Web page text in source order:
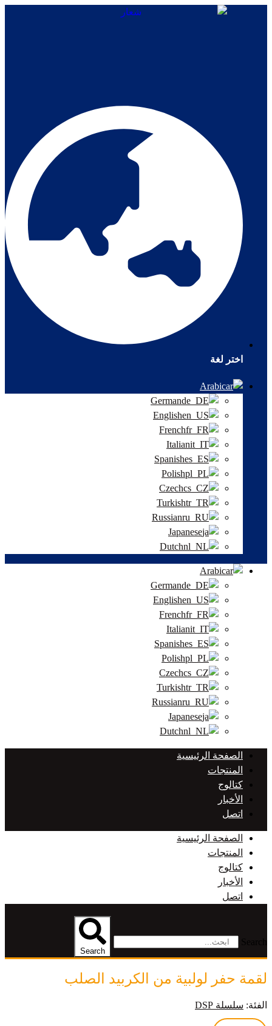
اختر لغة
Arabic
German
English
French
Italian
Spanish
Polish
Czech
Turkish
Russian
Japanese
Dutch
Arabic
German
English
French
Italian
Spanish
Polish
Czech
Turkish
Russian
Japanese
Dutch
الصفحة الرئيسية
المنتجات
كتالوج
الأخبار
اتصل
الصفحة الرئيسية
المنتجات
كتالوج
الأخبار
اتصل
Search
لقمة حفر لولبية من الكربيد الصلب
الفئة: سلسلة DSP